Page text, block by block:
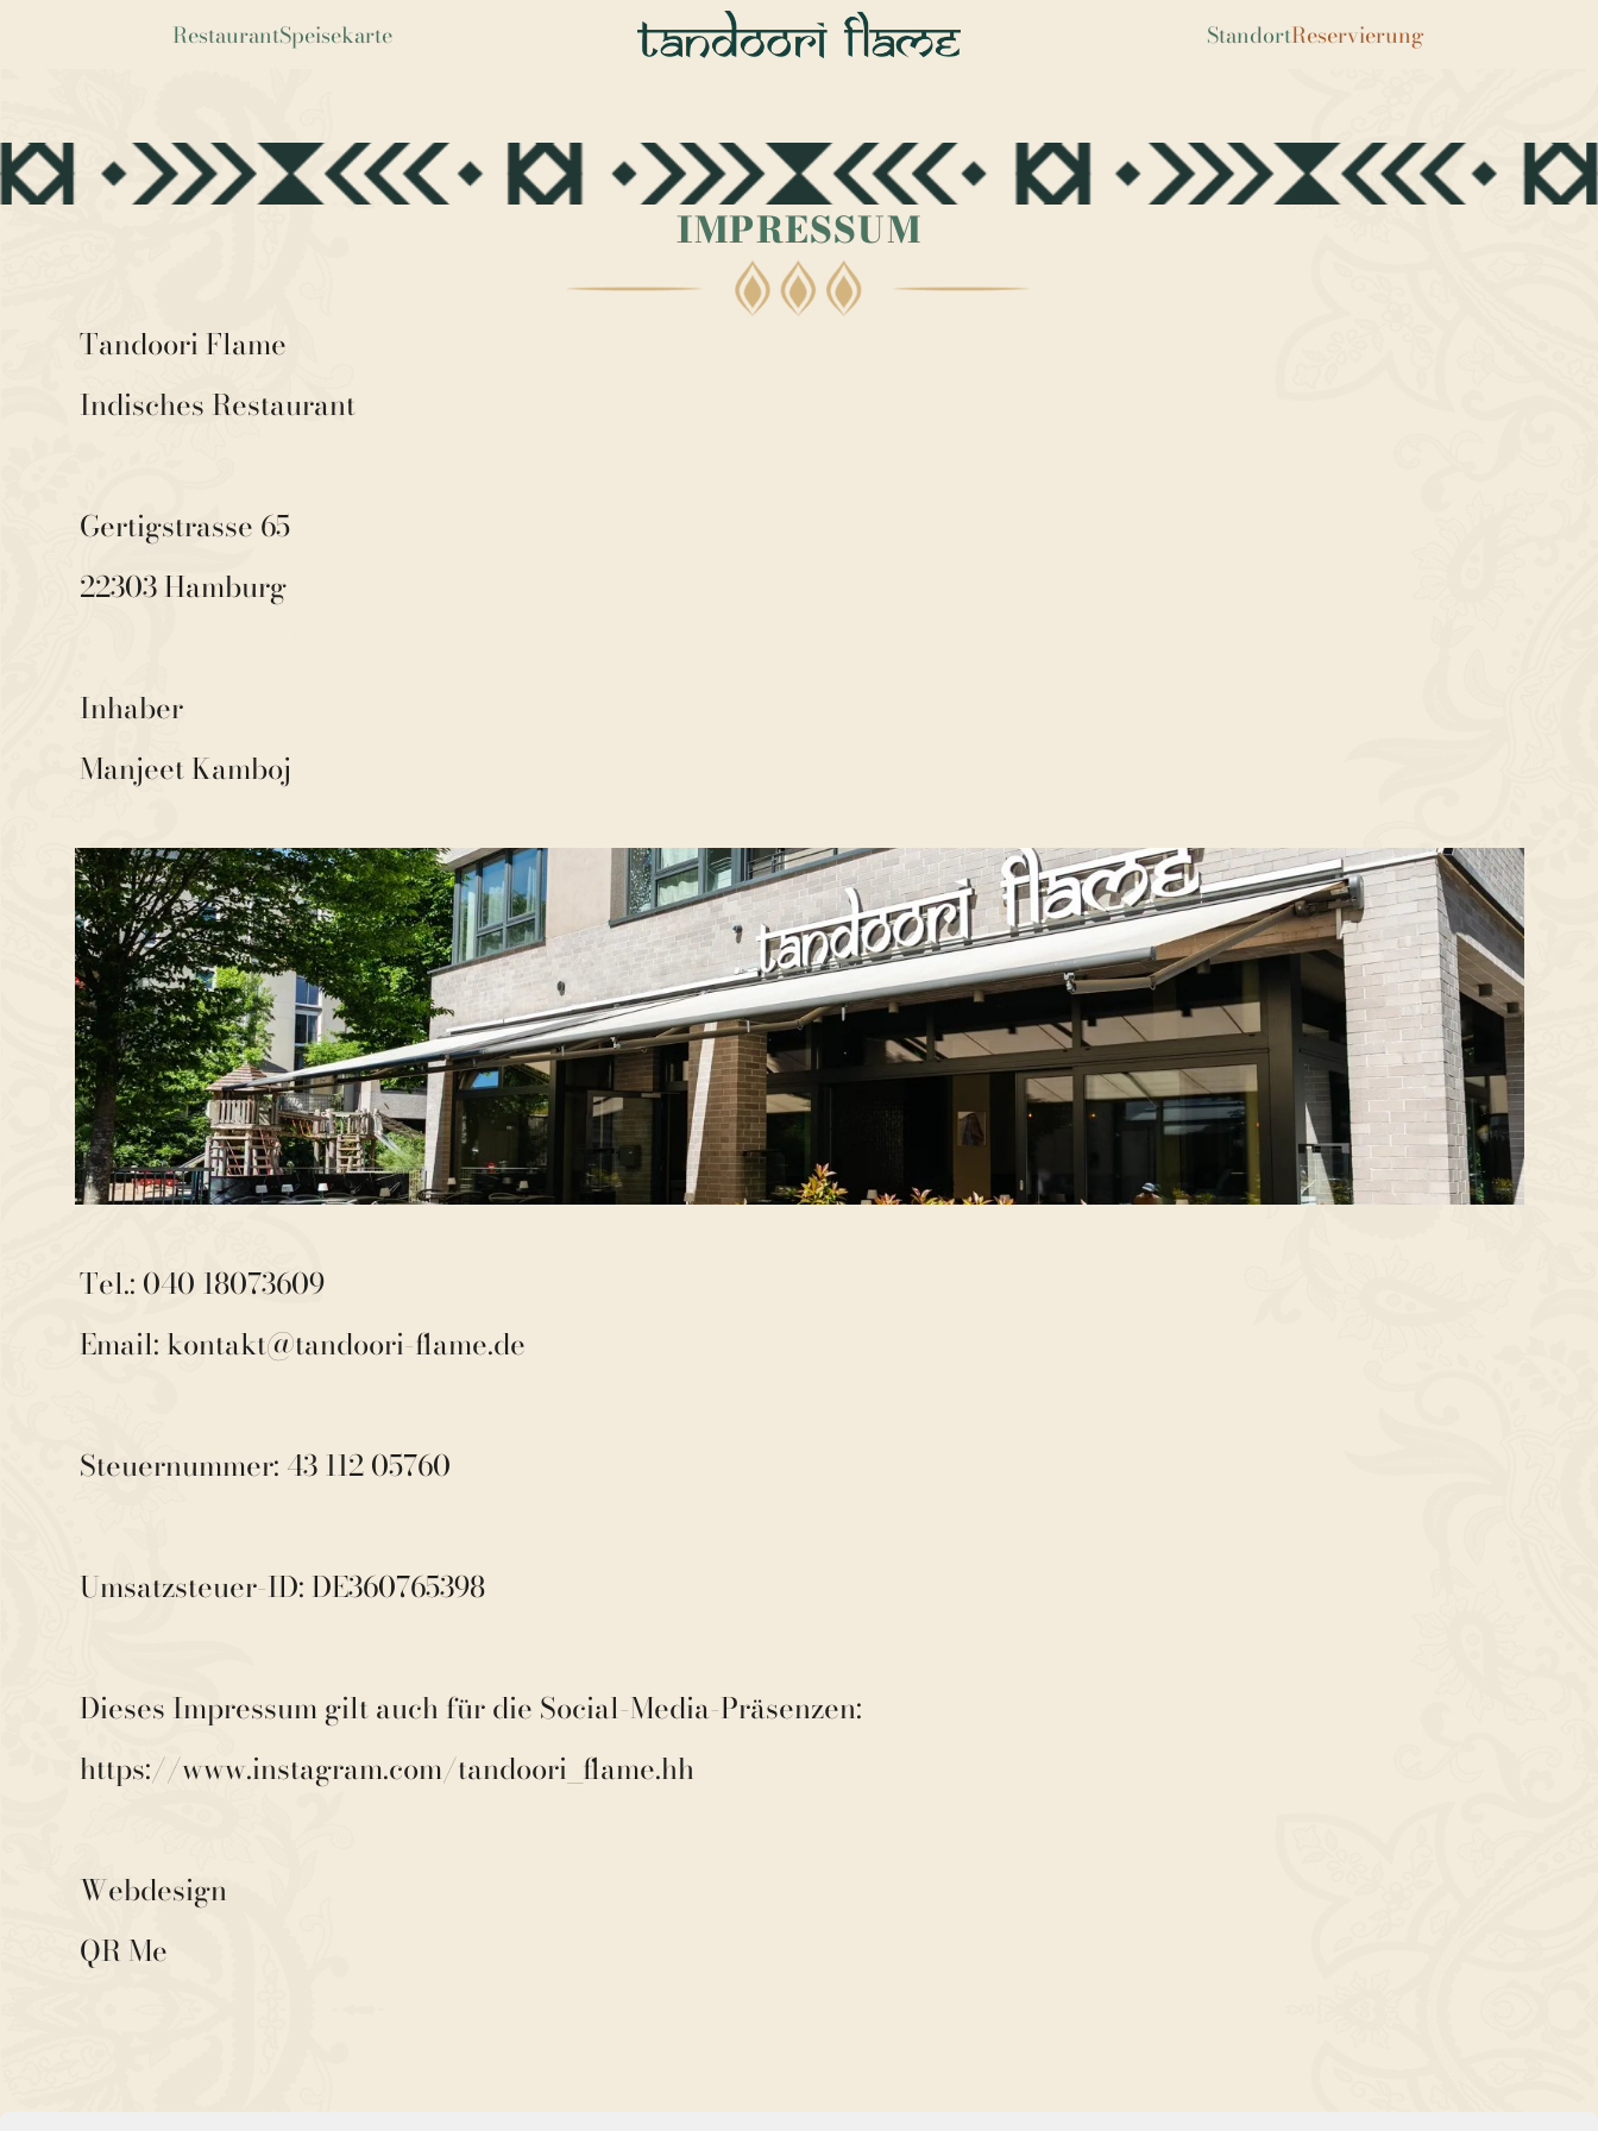
IMPRESSUM
Tandoori Flame
Indisches Restaurant
Gertigstrasse 65
22303 Hamburg
Inhaber
Manjeet Kamboj
Tel.: 040 18073609
Email: kontakt@tandoori-flame.de
Steuernummer: 43 112 05760
Umsatzsteuer-ID: DE360765398
Dieses Impressum gilt auch für die Social-Media-Präsenzen:
https://www.instagram.com/tandoori_flame.hh
Webdesign
QR Me
RestaurantSpeisekarte StandortReservierung